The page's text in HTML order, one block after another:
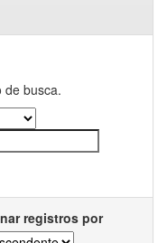
de busca.
registros por